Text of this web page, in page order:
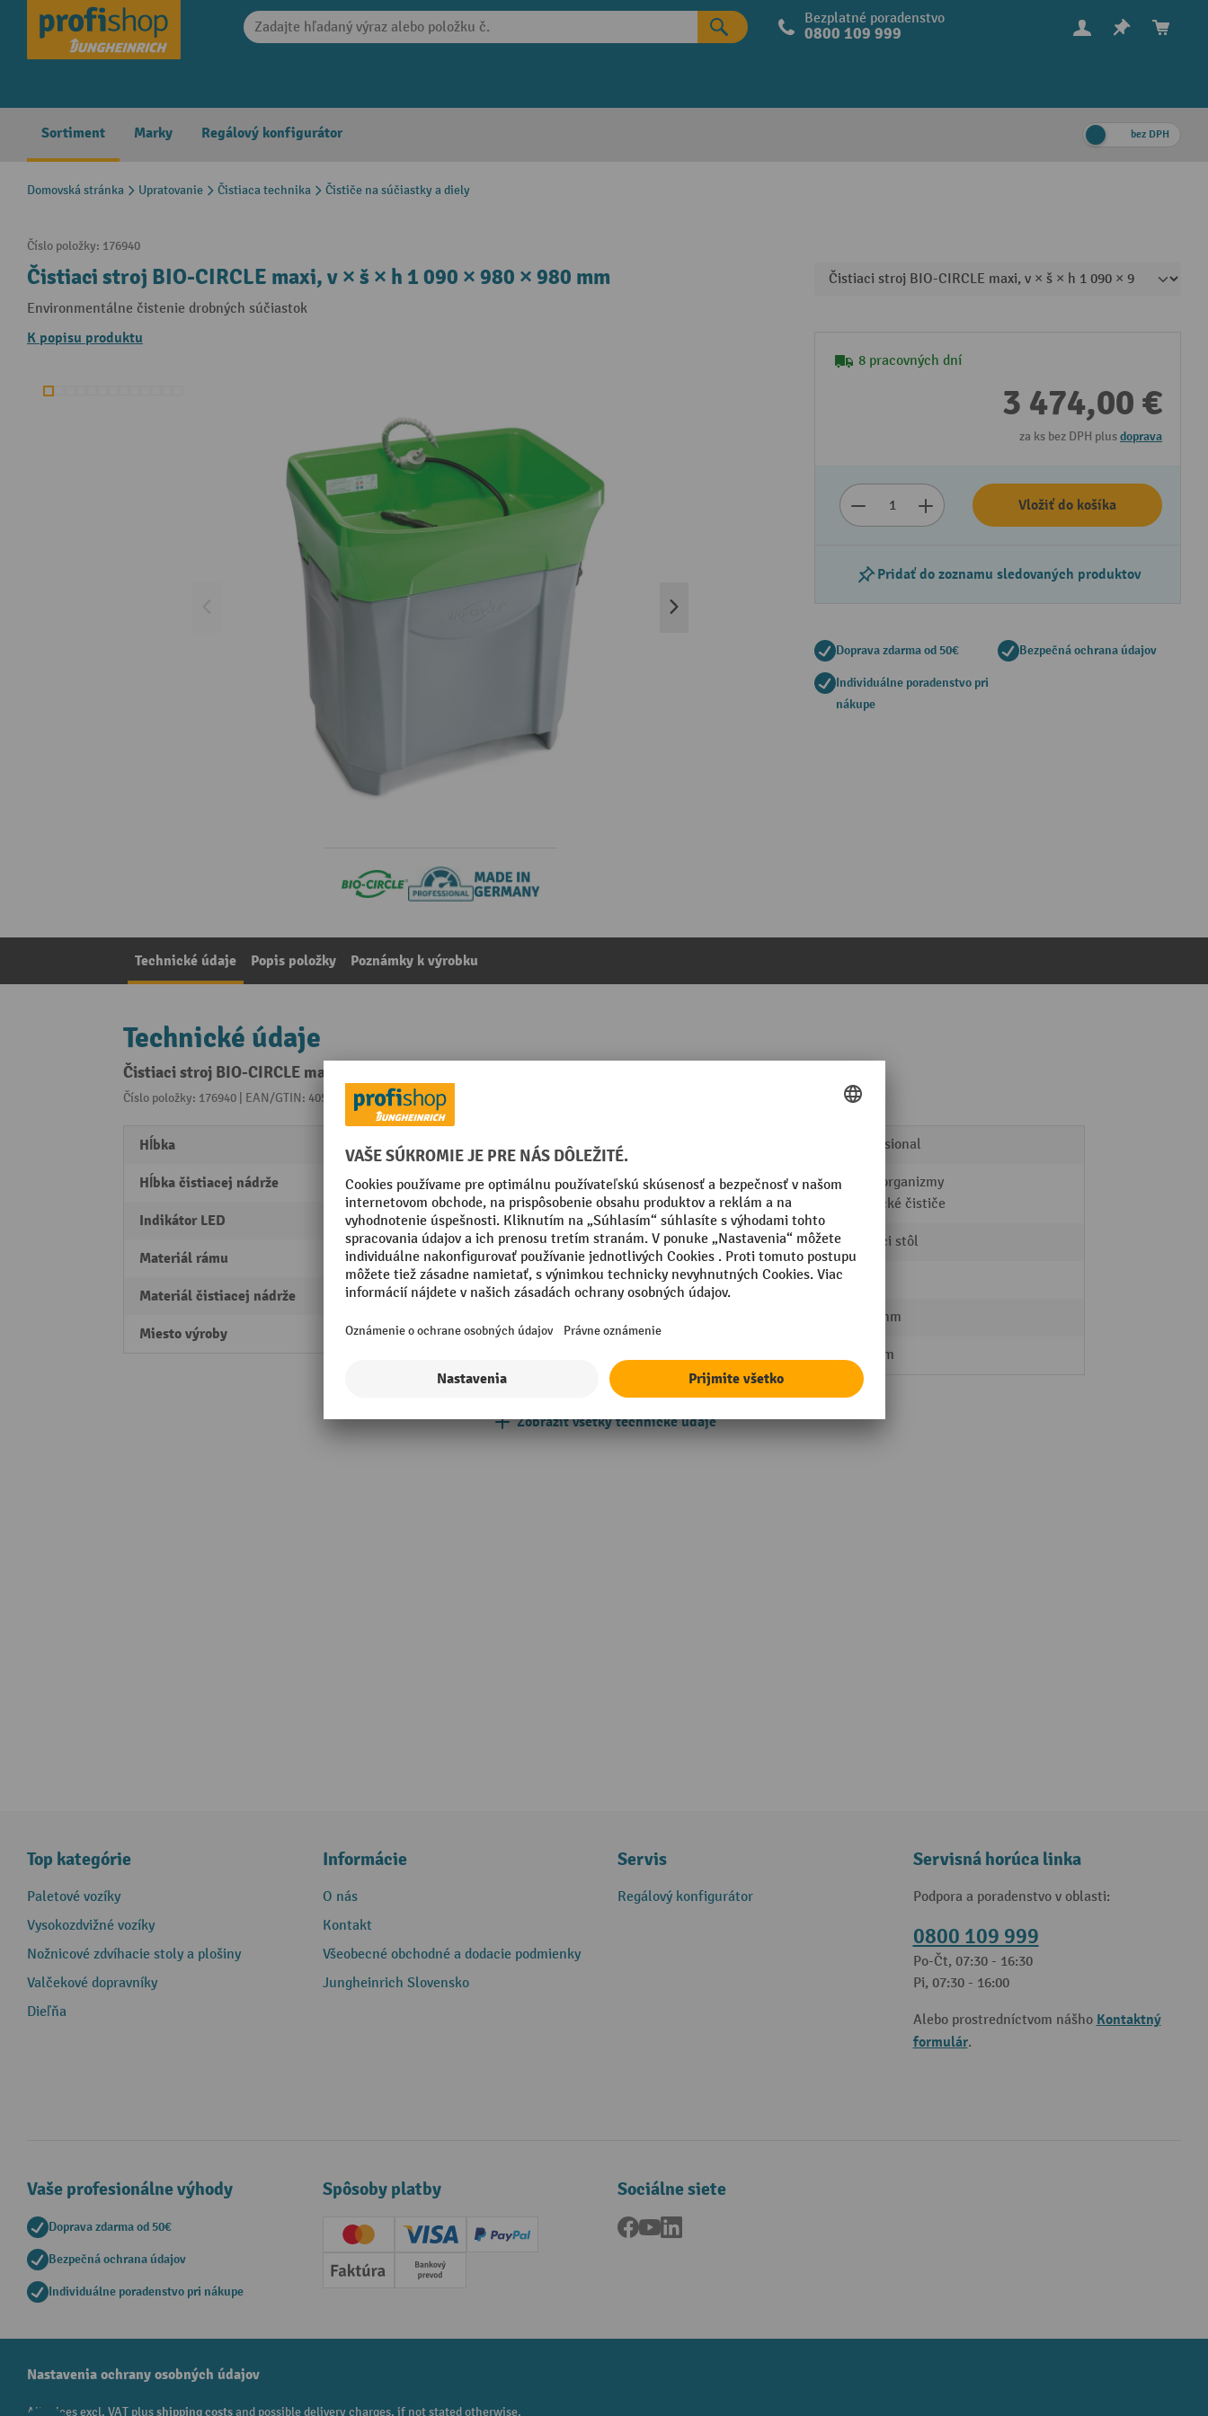
Skip to main navigation Bezplatné poradenstvo
0800 109 999
Sortiment Marky Regálový konfigurátor bez DPH
Domovská stránka Upratovanie Čistiaca technika Čističe na súčiastky a diely
Číslo položky: 176940
Čistiaci stroj BIO-CIRCLE maxi, v × š × h 1 090 × 980 × 980 mm
Environmentálne čistenie drobných súčiastok
K popisu produktu
8 pracovných dní
3 474,00 €
za ks bez DPH plusdoprava
Vložiť do košíka
Pridať do zoznamu sledovaných produktov
Doprava zdarma od 50€ Bezpečná ochrana údajov
Individuálne poradenstvo pri
nákupe
Technické údaje Popis položky Poznámky k výrobku
Technické údaje
Čistiaci stroj BIO-CIRCLE maxi, v × š × h 1 090 × 980 × 980 mm
Číslo položky: 176940 | EAN/GTIN: 4055091158938Z kategórie:
Hĺbka 705 mm
Hĺbka čistiacej nádrže 520 mm
Indikátor LED áno
Materiál rámu Vysokotlakový polyetylén (HDPE)
Materiál čistiacej nádrže Vysokotlakový polyetylén (HDPE)
Miesto výroby Made in Germany
Segmentu Professional
Spôsob čistenia
Mikroorganizmy
alkalické čističe
Typ systému Čistiaci stôl
Vlastná hmotnosť
1110 mm
Výška čistiacej nádrže 860 mm
Zobraziť všetky technické údaje
Top kategórie
Paletové vozíky
Vysokozdvižné vozíky
Nožnicové zdvíhacie stoly a plošiny
Valčekové dopravníky
Dieľňa
Informácie
O nás
Kontakt
Všeobecné obchodné a dodacie podmienky
Jungheinrich Slovensko
Servis
Regálový konfigurátor
Servisná horúca linka
Podpora a poradenstvo v oblasti:
0800 109 999
Po-Čt, 07:30 - 16:30
Pi, 07:30 - 16:00
Alebo prostredníctvom nášho Kontaktný
formulár.
Vaše profesionálne výhody
Doprava zdarma od 50€
Bezpečná ochrana údajov
Individuálne poradenstvo pri nákupe
Spôsoby platby
Creditcard (Master)Creditcard (Visa)
PayPal
Faktúra Predplatba
Sociálne siete
Facebook
YouTube
Nastavenia ochrany osobných údajov
All prices excl. VAT plusshipping costsand possible delivery charges, if not stated otherwise.